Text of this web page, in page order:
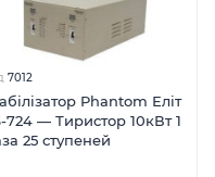
7012
Phantom Еліт
724 — Тиристор 10кВт 1
25 ступеней